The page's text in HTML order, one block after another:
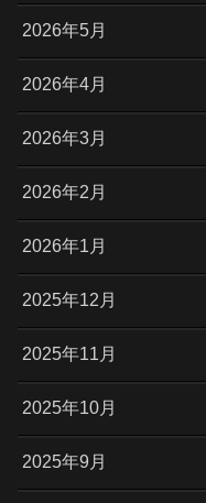
2026年5月
2026年4月
2026年3月
2026年2月
2026年1月
2025年12月
2025年11月
2025年10月
2025年9月